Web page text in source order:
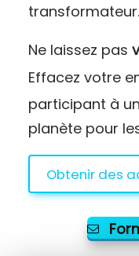
transformateur.
Ne laissez pas
Effacez votre
participant à
planète pour
Obtenir des